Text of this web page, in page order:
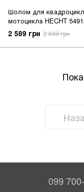
Шолом для
мотоцикла HECHT
2 589 грн 2 849 грн
099